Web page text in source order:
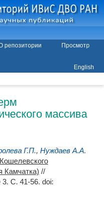
репозитории
Просмотр
English
массива
Г.П., Нуждаев А.А.
Камчатка) //
3. С. 41-56. doi: